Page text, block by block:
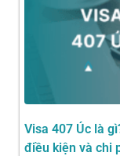
Visa 407 Úc là
điều kiện và chi